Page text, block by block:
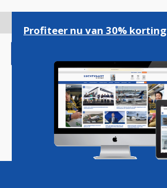
gaan
Magazine Podcasts
Profiteer nu van 30% korting